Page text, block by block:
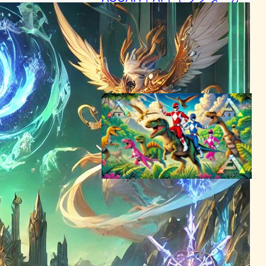
「歌う」時代へ——会話の先
にある新しいコンパニオン体
験
AI（人工知能）ニュース｜
テクノロジーとエンタメニュース
2026年6月11日21:05
パワーレンジャーが「Ark:
Survival Ascended」に登
場、新モッドで変身可能に！
テクノロジーとエンタメニュース
2024年6月18日8:04